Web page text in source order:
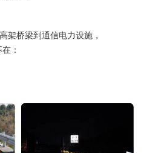
架桥梁到通信电力设施，
：